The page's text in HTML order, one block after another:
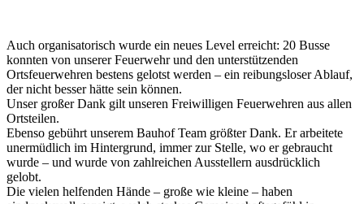
Auch organisatorisch wurde ein neues Level erreicht: 20 Busse
konnten von unserer Feuerwehr und den unterstützenden
Ortsfeuerwehren bestens gelotst werden – ein reibungsloser Ablauf,
der nicht besser hätte sein können.
Unser großer Dank gilt unseren Freiwilligen Feuerwehren aus allen
Ortsteilen.
Ebenso gebührt unserem Bauhof Team größter Dank. Er arbeitete
unermüdlich im Hintergrund, immer zur Stelle, wo er gebraucht
wurde – und wurde von zahlreichen Ausstellern ausdrücklich
gelobt.
Die vielen helfenden Hände – große wie kleine – haben